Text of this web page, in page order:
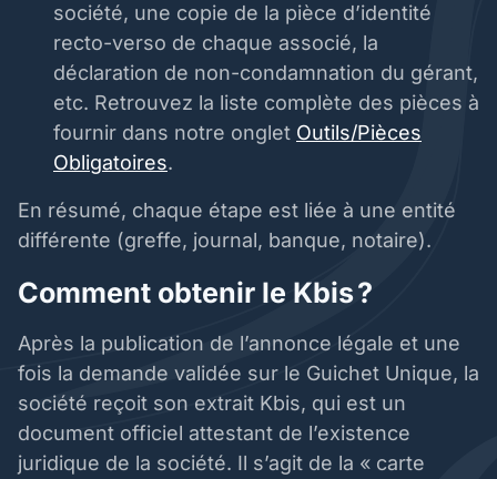
société, une copie de la pièce d’identité
recto-verso de chaque associé, la
déclaration de non-condamnation du gérant,
etc. Retrouvez la liste complète des pièces à
fournir dans notre onglet Outils/Pièces
Obligatoires.
En résumé, chaque étape est liée à une entité
différente (greffe, journal, banque, notaire).
Comment obtenir le Kbis ?
Après la publication de l’annonce légale et une
fois la demande validée sur le Guichet Unique, la
société reçoit son extrait Kbis, qui est un
document officiel attestant de l’existence
juridique de la société. Il s’agit de la « carte